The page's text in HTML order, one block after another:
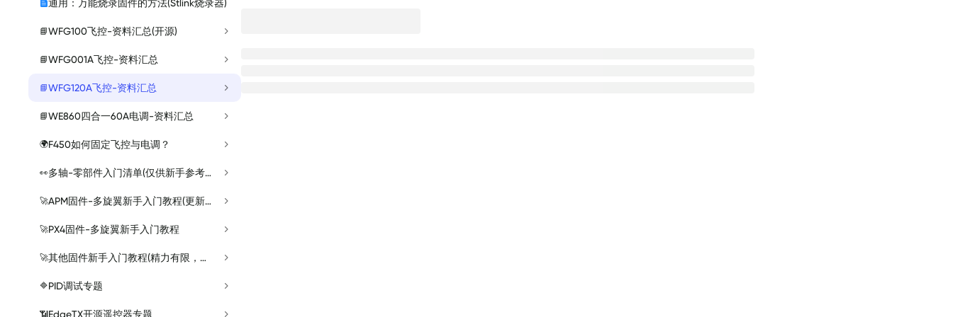
通用：万能烧录固件的方法(Stlink烧录器)
📘WFG100飞控-资料汇总(开源)
📘WFG001A飞控-资料汇总
📘WFG120A飞控-资料汇总
📘WE860四合一60A电调-资料汇总
🌍F450如何固定飞控与电调？
👀 多轴-零部件入门清单(仅供新手参考）
🚀 APM固件-多旋翼新手入门教程(更新中)
🚀PX4固件-多旋翼新手入门教程
🚀 其他固件新手入门教程(精力有限，待大朋逐步制作~~~~)
🔷PID调试专题
📶 EdgeTX开源遥控器专题